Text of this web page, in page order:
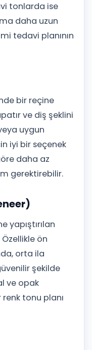
tonlarda ise
daha uzun
tedavi planının
bir reçine
ve diş şeklini
uygun
iyi bir seçenek
daha az
gerektirebilir.
yapıştırılan
ön
orta ila
şekilde
ve opak
tonu planı